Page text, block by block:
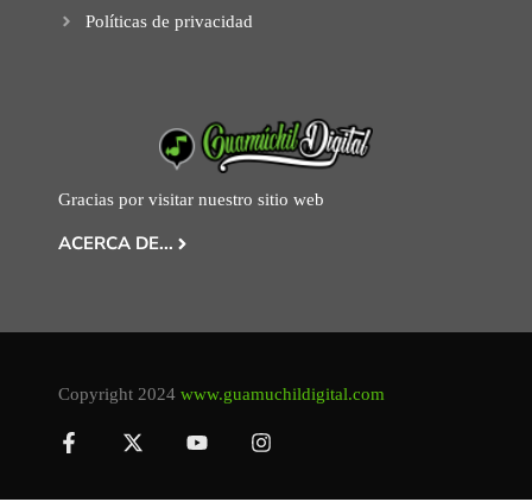
Políticas de privacidad
Gracias por visitar nuestro sitio web
ACERCA DE...
Copyright 2024 www.guamuchildigital.com